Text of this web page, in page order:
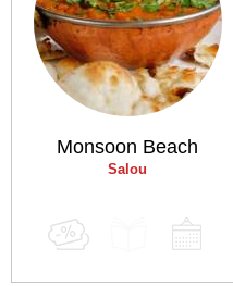
Monsoon Beach
Salou